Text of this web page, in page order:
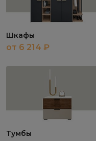
Шкафы
от 6 214 ₽
Тумбы